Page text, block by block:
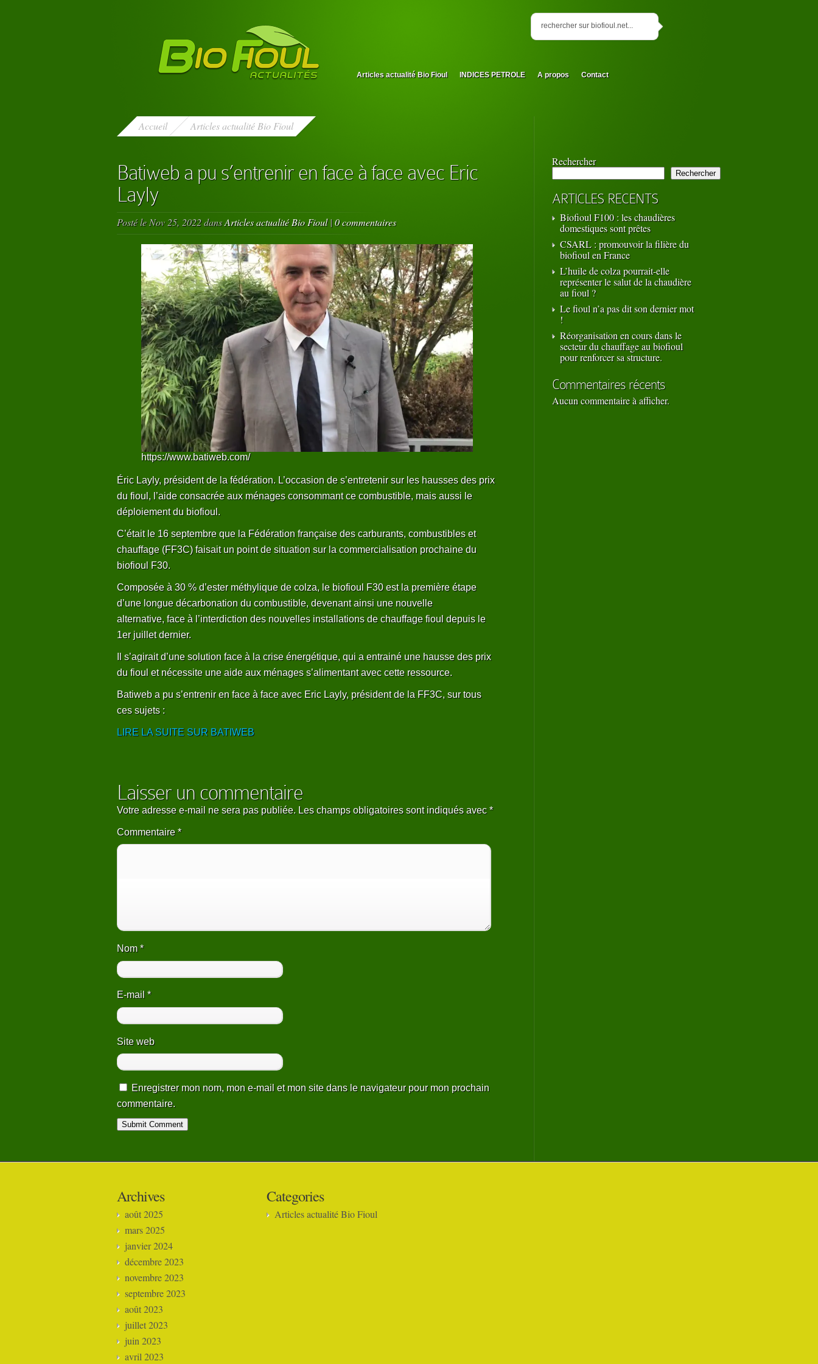
Articles actualité Bio Fioul INDICES PETROLE A propos Contact
Accueil Articles actualité Bio Fioul
Batiweb a pu s’entrenir en face à face avec Eric
Layly
Posté le Nov 25, 2022 dansArticles actualité Bio Fioul|0 commentaires
https://www.batiweb.com/
Éric Layly, président de la fédération. L’occasion de s’entretenir sur les hausses des prix
du fioul, l’aide consacrée aux ménages consommant ce combustible, mais aussi le
déploiement du biofioul.
C’était le 16 septembre que la Fédération française des carburants, combustibles et
chauffage (FF3C) faisait un point de situation sur la commercialisation prochaine du
biofioul F30.
Composée à 30 % d’ester méthylique de colza, le biofioul F30 est la première étape
d’une longue décarbonation du combustible, devenant ainsi une nouvelle
alternative, face à l’interdiction des nouvelles installations de chauffage fioul depuis le
1er juillet dernier.
Il s’agirait d’une solution face à la crise énergétique, qui a entrainé une hausse des prix
du fioul et nécessite une aide aux ménages s’alimentant avec cette ressource.
Batiweb a pu s’entrenir en face à face avec Eric Layly, président de la FF3C, sur tous
ces sujets :
LIRE LA SUITE SUR BATIWEB
Laisser un commentaire
Votre adresse e-mail ne sera pas publiée. Les champs obligatoires sont indiqués avec*
Commentaire *
Nom*
E-mail *
Site web
Enregistrer mon nom, mon e-mail et mon site dans le navigateur pour mon prochain
commentaire.
Rechercher
Rechercher
ARTICLES RECENTS
Biofioul F100 : les chaudières
domestiques sont prêtes
CSARL : promouvoir la filière du
biofioul en France
L’huile de colza pourrait-elle
représenter le salut de la chaudière
au fioul ?
Le fioul n’a pas dit son dernier mot
!
Réorganisation en cours dans le
secteur du chauffage au biofioul
pour renforcer sa structure.
Commentaires récents
Aucun commentaire à afficher.
Archives
août 2025
mars 2025
janvier 2024
décembre 2023
novembre 2023
septembre 2023
août 2023
juillet 2023
juin 2023
avril 2023
Categories
Articles actualité Bio Fioul